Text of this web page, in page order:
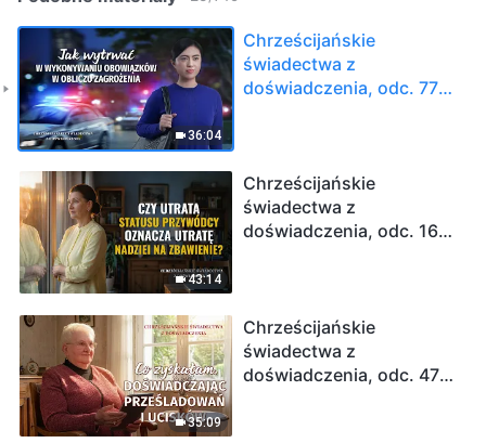
36:04
Chrześcijańskie
świadectwa z
doświadczenia, odc. 771:
zagrożenia
43:14
Chrześcijańskie
świadectwa z
doświadczenia, odc. 161:
35:09
Chrześcijańskie
świadectwa z
doświadczenia, odc. 478: